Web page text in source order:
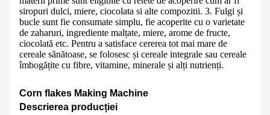
siropuri dulci, miere, ciocolata si alte compozitii. 3. Fulgi și
bucle sunt fie consumate simplu, fie acoperite cu o varietate
de zaharuri, ingrediente malțate, miere, arome de fructe,
ciocolată etc. Pentru a satisface cererea tot mai mare de
cereale sănătoase, se folosesc și cereale integrale sau cereale
îmbogățite cu fibre, vitamine, minerale și alți nutrienți.
Corn flakes Making Machine
Descrierea producției